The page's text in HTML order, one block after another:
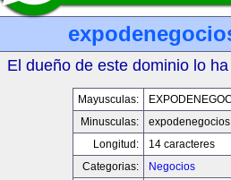
El dueño de este dominio lo
Mayusculas:
Minusculas:
Longitud:
14 caracteres
Categorias:
Negocios